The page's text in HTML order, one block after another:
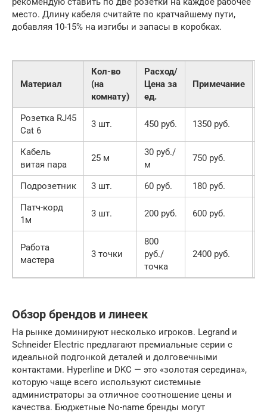
место. Длину кабеля считайте по кратчайшему пути,
добавляя 10-15% на изгибы и запасы в коробках.
Материал
Кол-во
(на
комнату)
Расход/
Цена за
ед.
Примечание
Розетка RJ45
Cat 6
3 шт. 450 руб. 1350 руб.
Кабель
витая пара
25 м
30 руб./
м
750 руб.
Подрозетник
3 шт. 60 руб. 180 руб.
Патч-корд
1м
3 шт. 200 руб. 600 руб.
Работа
мастера
3 точки
800
руб./
точка
2400 руб.
Обзор брендов и линеек
На рынке доминируют несколько игроков. Legrand и
Schneider Electric предлагают премиальные серии с
идеальной подгонкой деталей и долговечными
контактами. Hyperline и DKC — это «золотая середина»,
которую чаще всего используют системные
администраторы за отличное соотношение цены и
качества. Бюджетные No-name бренды могут